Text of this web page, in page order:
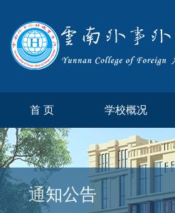
首 页 学校概况
通知公告